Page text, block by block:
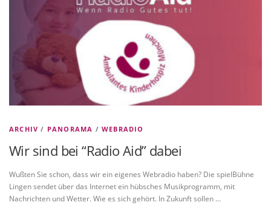
ARCHIV / PANORAMA /WEBRADIO
Wir sind bei “Radio Aid” dabei
Wußten Sie schon, dass wir ein eigenes Webradio haben? Die spielBühne
Lingen sendet über das Internet ein hübsches Musikprogramm, mit
Nachrichten und Wetter. Wie es sich gehört. In Zukunft sollen …